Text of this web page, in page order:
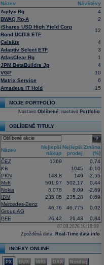
Název
Návštěvy
Agilyx Rg
4
BWAQ Rg-A
2
iShares USD High Yield Corp
Bond UCITS ETF
12
Celsius
4
Adaptiv Select ETF
3
AtlasClear Rg
1
JPM BetaBuildrs Jp
4
VGP
10
Matrix Service
6
Amadeus IT Hold
15
MOJE PORTFOLIO
Nastavit Oblíbené, nastavit Portfolio
OBLÍBENÉ TITULY
select
Název
Nejlepší
nákup
Nejlepší
prodej
Změna
(%)
ČEZ
1369
0,74
KB
1045
-0,10
PKN
148,8 149
-2,55
Msft
501,97 502,17
0,44
Nokia
8,078 8,09
-2,69
IBM
235,05 235,28
0,69
Mercedes-Benz
Group AG
46,76 46,775
0,02
PFE
26,42 26,43 0,84
07.08.2026 16:18:08
Zpožděná data, Real-Time data info
INDEXY ONLINE
PX BUX WIG DAX Nasdaq